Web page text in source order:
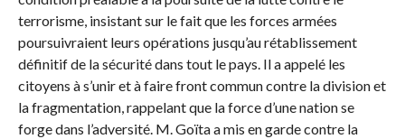
terrorisme, insistant sur le fait que les forces armées
poursuivraient leurs opérations jusqu’au rétablissement
définitif de la sécurité dans tout le pays. Il a appelé les
citoyens à s’unir et à faire front commun contre la division et
la fragmentation, rappelant que la force d’une nation se
forge dans l’adversité. M. Goïta a mis en garde contre la